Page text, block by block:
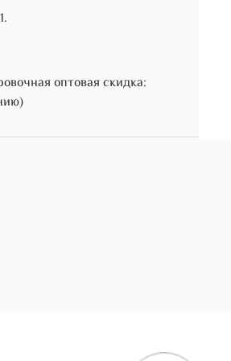
оптовая скидка: